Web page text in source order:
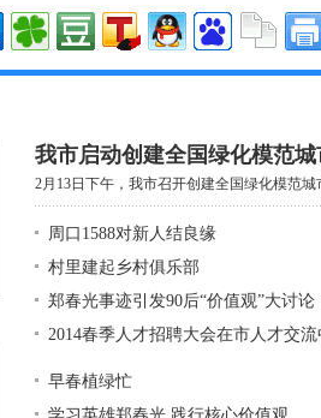
我市启动创建全国绿化模范
2月13日下午，我市召开创建全国绿化模范
周口1588对新人结良缘
村里建起乡村俱乐部
郑春光事迹引发90后“价值观”大讨论
2014春季人才招聘大会在市人才交
早春植绿忙